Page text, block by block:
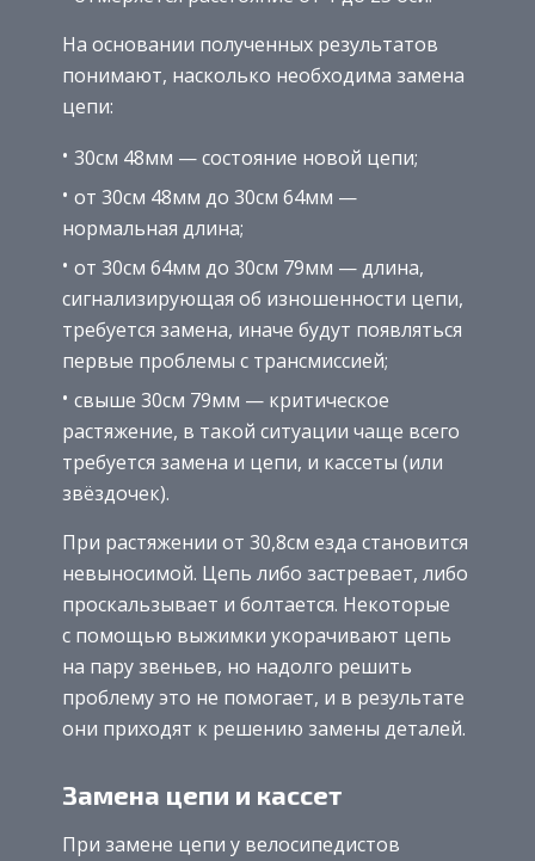
На основании полученных результатов
понимают, насколько необходима замена
цепи:
30см 48мм — состояние новой цепи;
от 30см 48мм до 30см 64мм —
нормальная длина;
от 30см 64мм до 30см 79мм — длина,
сигнализирующая об изношенности цепи,
требуется замена, иначе будут появляться
первые проблемы с трансмиссией;
свыше 30см 79мм — критическое
растяжение, в такой ситуации чаще всего
требуется замена и цепи, и кассеты (или
звёздочек).
При растяжении от 30,8см езда становится
невыносимой. Цепь либо застревает, либо
проскальзывает и болтается. Некоторые
с помощью выжимки укорачивают цепь
на пару звеньев, но надолго решить
проблему это не помогает, и в результате
они приходят к решению замены деталей.
Замена цепи и кассет
При замене цепи у велосипедистов